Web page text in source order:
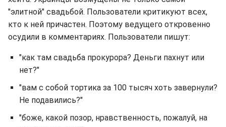
"элитной" свадьбой. Пользователи критикуют всех,
кто к ней причастен. Поэтому ведущего откровенно
осудили в комментариях. Пользователи пишут:
"как там свадьба прокурора? Деньги пахнут или
нет?"
"вам с собой тортика за 100 тысяч хоть завернули?
Не подавились?"
"боже, какой позор, нравственность, пожалуй, на